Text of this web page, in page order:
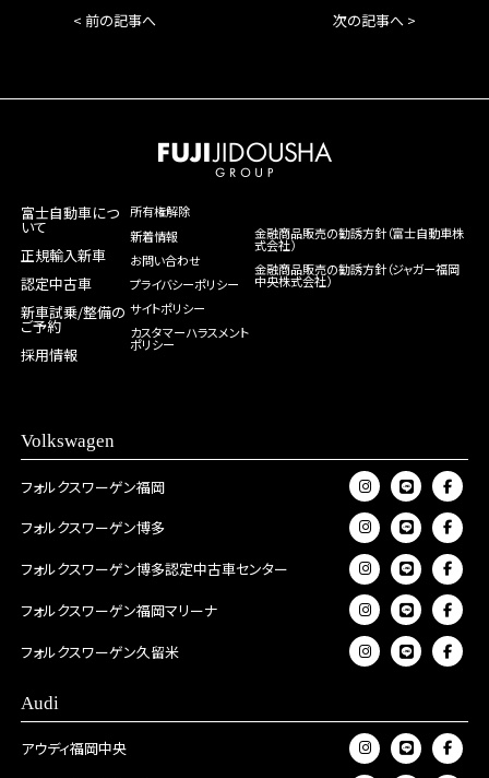
< 前の記事へ 次の記事へ >
富士自動車につ
いて
正規輸入新車
認定中古車
新車試乗/整備の
ご予約
採用情報
所有権解除
新着情報
お問い合わせ
プライバシーポリシー
サイトポリシー
カスタマーハラスメント
ポリシー
金融商品販売の勧誘方針（富士自動車株
式会社）
金融商品販売の勧誘方針（ジャガー福岡
中央株式会社）
Volkswagen
フォルクスワーゲン福岡
フォルクスワーゲン博多
フォルクスワーゲン博多認定中古車センター
フォルクスワーゲン福岡マリーナ
フォルクスワーゲン久留米
Audi
アウディ福岡中央